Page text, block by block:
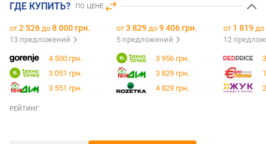
ГДЕ КУПИТЬ? ПО ЦЕНЕ
от 2 526 до 8 000 грн.
13 предложений
от 3 829 до 9 406 грн.
5 предложений
от 1 819 до
12
4 500 грн.
3 051 грн.
3 551 грн.
3 956 грн.
3 829 грн.
4 829 грн.
РЕЙТИНГ